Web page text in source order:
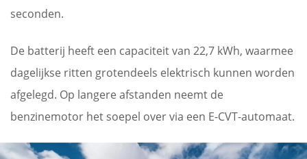
seconden.
De batterij heeft een capaciteit van 22,7 kWh, waarmee
dagelijkse ritten grotendeels elektrisch kunnen worden
afgelegd. Op langere afstanden neemt de
benzinemotor het soepel over via een E-CVT-automaat.